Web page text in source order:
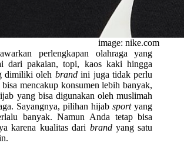
image: nike.com
perlengkapan olahraga yang
dari pakaian, topi, kaos kaki hingga
dimiliki oleh brandini juga tidak perlu
mencakup konsumen lebih banyak,
yang bisa digunakan oleh muslimah
Sayangnya, pilihan hijabsportyang
banyak. Namun Anda tetap bisa
karena kualitas dari brand yang satu